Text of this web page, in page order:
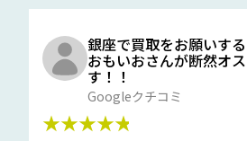
銀座で買取をお願いする
おもいおさんが断然オ
す！！
Googleクチコミ
★★★★★